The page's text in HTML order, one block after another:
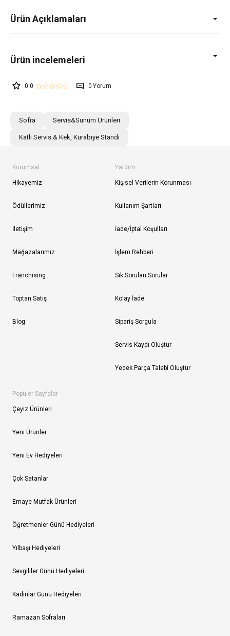
Ürün Açıklamaları
0.0 0
Sofra Servis&Sunum Ürünleri
Katlı Servis & Kek, Kurabiye Standı
Kurumsal
Hikayemiz
Ödüllerimiz
İletişim
Mağazalarımız
Franchising
Toptan Satış
Blog
Yardım
Kişisel Verilerin Korunması
Kullanım Şartları
İade/İptal Koşulları
İşlem Rehberi
Sık Sorulan Sorular
Kolay İade
Sipariş Sorgula
Servis Kaydı Oluştur
Yedek Parça Talebi Oluştur
Popüler Sayfalar
Çeyiz Ürünleri
Yeni Ürünler
Yeni Ev Hediyeleri
Çok Satanlar
Emaye Mutfak Ürünleri
Öğretmenler Günü Hediyeleri
Yılbaşı Hediyeleri
Sevgililer Günü Hediyeleri
Kadınlar Günü Hediyeleri
Ramazan Sofraları